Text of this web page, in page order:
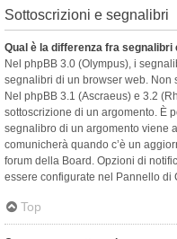
Sottoscrizioni e segnalibri
Qual è la differenza fra
Nel phpBB 3.0 (Olympus), i
segnalibri di un browser web. Non
Nel phpBB 3.1 (Ascraeus) e 3.2
sottoscrizione di un argomento. È
segnalibro di un argomento viene
comunicherà quando c’è un
forum della Board. Opzioni di
essere configurate nel Pannello di
Top